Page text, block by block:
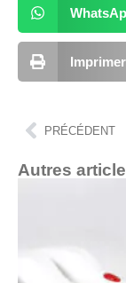
Imprimer
PRÉCÉDENT
Autres